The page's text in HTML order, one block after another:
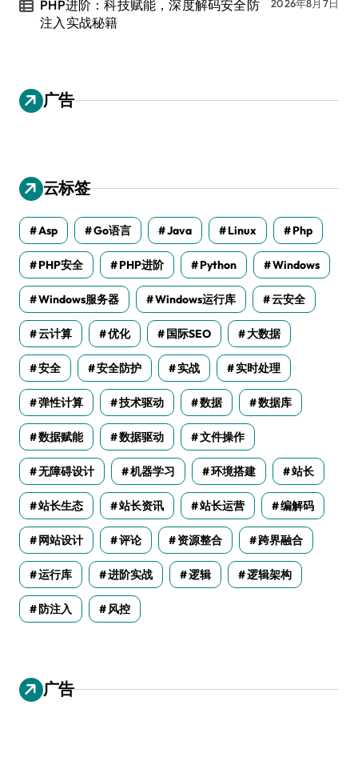
PHP进阶：科技赋能，深度解码安全防
注入实战秘籍
2026年8月7日
广告
云标签
Asp Go语言 Java Linux Php
PHP安全 PHP进阶 Python Windows
Windows服务器 Windows运行库 云安全
云计算 优化 国际SEO 大数据
安全 安全防护 实战 实时处理
弹性计算 技术驱动 数据 数据库
数据赋能 数据驱动 文件操作
无障碍设计 机器学习 环境搭建 站长
站长生态 站长资讯 站长运营 编解码
网站设计 评论 资源整合 跨界融合
运行库 进阶实战 逻辑 逻辑架构
防注入 风控
广告